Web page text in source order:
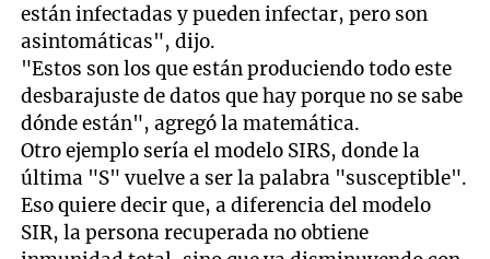
están infectadas y pueden infectar, pero son
asintomáticas", dijo.
"Estos son los que están produciendo todo este
desbarajuste de datos que hay porque no se sabe
dónde están", agregó la matemática.
Otro ejemplo sería el modelo SIRS, donde la
última "S" vuelve a ser la palabra "susceptible".
Eso quiere decir que, a diferencia del modelo
SIR, la persona recuperada no obtiene